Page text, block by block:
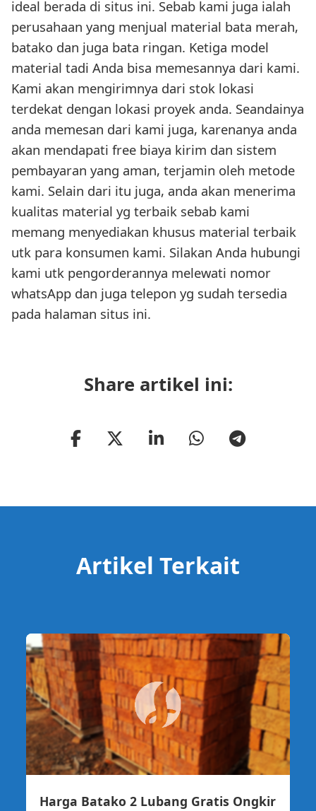
ideal berada di situs ini. Sebab kami juga ialah
perusahaan yang menjual material bata merah,
batako dan juga bata ringan. Ketiga model
material tadi Anda bisa memesannya dari kami.
Kami akan mengirimnya dari stok lokasi
terdekat dengan lokasi proyek anda. Seandainya
anda memesan dari kami juga, karenanya anda
akan mendapati free biaya kirim dan sistem
pembayaran yang aman, terjamin oleh metode
kami. Selain dari itu juga, anda akan menerima
kualitas material yg terbaik sebab kami
memang menyediakan khusus material terbaik
utk para konsumen kami. Silakan Anda hubungi
kami utk pengorderannya melewati nomor
whatsApp dan juga telepon yg sudah tersedia
pada halaman situs ini.
Share artikel ini:
Artikel Terkait
Harga Batako 2 Lubang Gratis Ongkir